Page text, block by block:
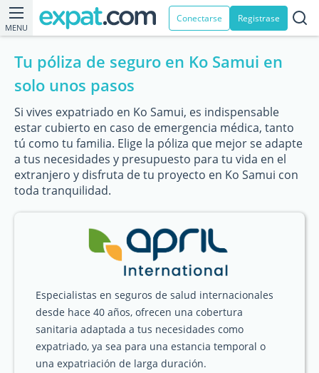
MENU
Conectarse Registrase
Tu póliza de seguro en Ko Samui en
solo unos pasos
Si vives expatriado en Ko Samui, es indispensable
estar cubierto en caso de emergencia médica, tanto
tú como tu familia. Elige la póliza que mejor se adapte
a tus necesidades y presupuesto para tu vida en el
extranjero y disfruta de tu proyecto en Ko Samui con
toda tranquilidad.
Especialistas en seguros de salud internacionales
desde hace 40 años, ofrecen una cobertura
sanitaria adaptada a tus necesidades como
expatriado, ya sea para una estancia temporal o
una expatriación de larga duración.